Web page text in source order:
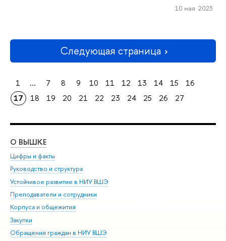
10 мая 2023
Следующая страница
1 ... 7 8 9 10 11 12 13 14 15
16
17
18 19 20 21 22 23 24 25 26 27
О ВЫШКЕ
Цифры и факты
Руководство и структура
Устойчивое развитие в НИУ ВШЭ
Преподаватели и сотрудники
Корпуса и общежития
Закупки
Обращения граждан в НИУ ВШЭ